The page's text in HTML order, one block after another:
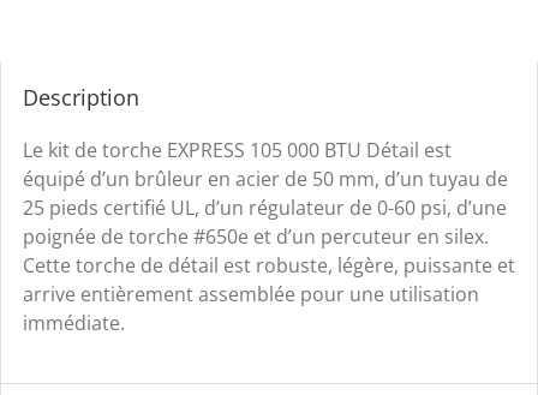
-
quantity
Description
Le kit de torche EXPRESS 105 000 BTU Détail est
équipé d’un brûleur en acier de 50 mm, d’un tuyau de
25 pieds certifié UL, d’un régulateur de 0-60 psi, d’une
poignée de torche #650e et d’un percuteur en silex.
Cette torche de détail est robuste, légère, puissante et
arrive entièrement assemblée pour une utilisation
immédiate.